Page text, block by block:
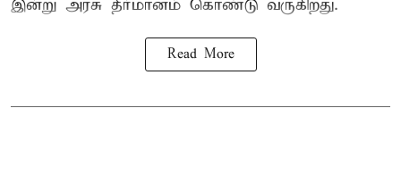
இன்று அரசு தீர்மானம் கொண்டு வருகிறது.
Read More